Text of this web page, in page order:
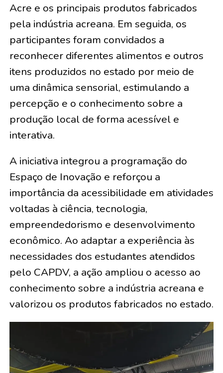
Acre e os principais produtos fabricados
pela indústria acreana. Em seguida, os
participantes foram convidados a
reconhecer diferentes alimentos e outros
itens produzidos no estado por meio de
uma dinâmica sensorial, estimulando a
percepção e o conhecimento sobre a
produção local de forma acessível e
interativa.
A iniciativa integrou a programação do
Espaço de Inovação e reforçou a
importância da acessibilidade em atividades
voltadas à ciência, tecnologia,
empreendedorismo e desenvolvimento
econômico. Ao adaptar a experiência às
necessidades dos estudantes atendidos
pelo CAPDV, a ação ampliou o acesso ao
conhecimento sobre a indústria acreana e
valorizou os produtos fabricados no estado.